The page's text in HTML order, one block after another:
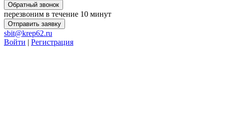
Обратный звонок
перезвоним в течение 10 минут
Отправить заявку
sbit@krep62.ru
Войти | Регистрация